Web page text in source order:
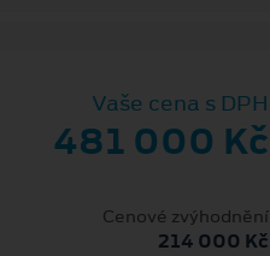
Vaše cena s DPH
481 000 Kč
Cenové zvýhodnění
214 000 Kč